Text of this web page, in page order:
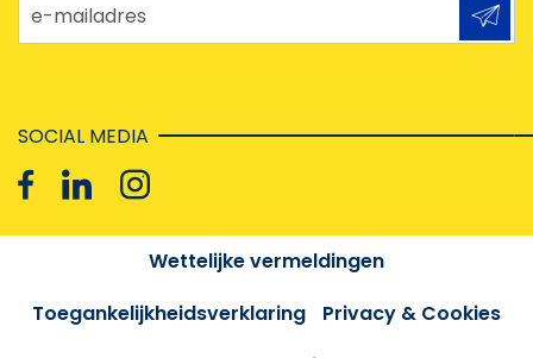
SOCIAL MEDIA
Wettelijke vermeldingen
Toegankelijkheidsverklaring
Privacy & Cookies